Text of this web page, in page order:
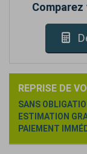
REPRISE DE
SANS
ESTIMATION
PAIEMENT